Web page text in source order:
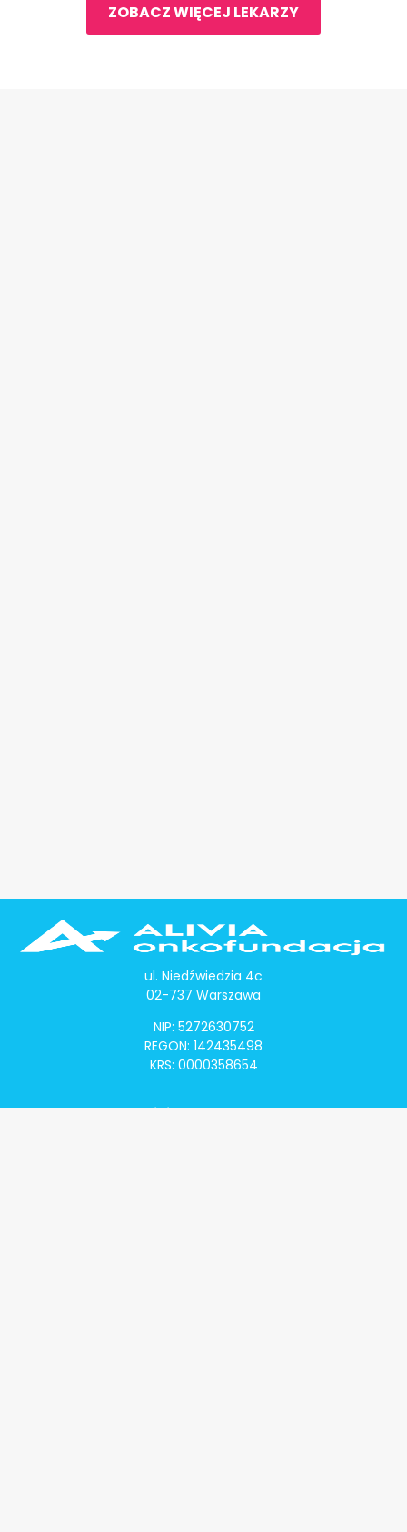
ZOBACZ WIĘCEJ LEKARZY
ul. Niedźwiedzia 4c
02-737 Warszawa
NIP: 5272630752
REGON: 142435498
KRS: 0000358654
Alivia Onkomapa